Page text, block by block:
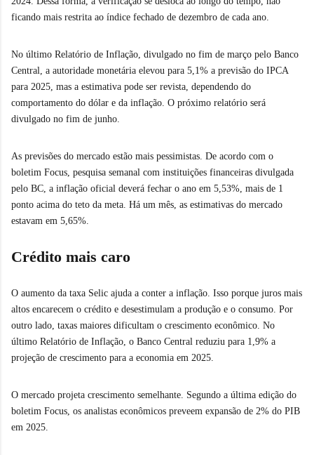
ficando mais restrita ao índice fechado de dezembro de cada ano.
No último Relatório de Inflação, divulgado no fim de março pelo Banco
Central, a autoridade monetária elevou para 5,1% a previsão do IPCA
para 2025, mas a estimativa pode ser revista, dependendo do
comportamento do dólar e da inflação. O próximo relatório será
divulgado no fim de junho.
As previsões do mercado estão mais pessimistas. De acordo com o
boletim Focus, pesquisa semanal com instituições financeiras divulgada
pelo BC, a inflação oficial deverá fechar o ano em 5,53%, mais de 1
ponto acima do teto da meta. Há um mês, as estimativas do mercado
estavam em 5,65%.
Crédito mais caro
O aumento da taxa Selic ajuda a conter a inflação. Isso porque juros mais
altos encarecem o crédito e desestimulam a produção e o consumo. Por
outro lado, taxas maiores dificultam o crescimento econômico. No
último Relatório de Inflação, o Banco Central reduziu para 1,9% a
projeção de crescimento para a economia em 2025.
O mercado projeta crescimento semelhante. Segundo a última edição do
boletim Focus, os analistas econômicos preveem expansão de 2% do PIB
em 2025.